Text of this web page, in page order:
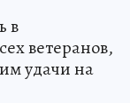
в
ветеранов,
удачи на